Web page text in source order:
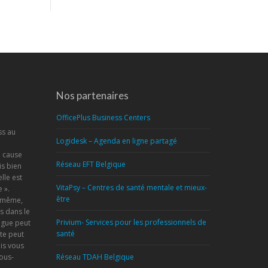
au
bien
est
».
dans le
peut
peut
vous
Nos partenaires
OfficePlus Business Centers
Logidesk – Agenda en ligne partagé
Réseau EFT Belgique
VitaPsy – Centres de santé mentale et mieux-
être
Privium- Services pour les professionnels de
santé
Réseau TDAH Belgique